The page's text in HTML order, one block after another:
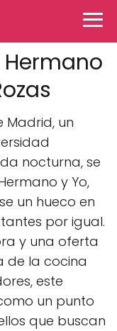
Hermano
Madrid, un
nocturna, se
y Yo,
un hueco en
por igual.
y una oferta
de la cocina
este
un punto
que buscan